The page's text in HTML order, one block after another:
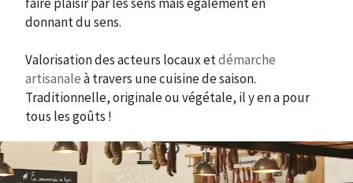
donnant du sens.
Valorisation des acteurs locaux etdémarche
artisanaleà travers une cuisine de saison.
Traditionnelle, originale ou végétale, il y en a pour
tous les goûts !